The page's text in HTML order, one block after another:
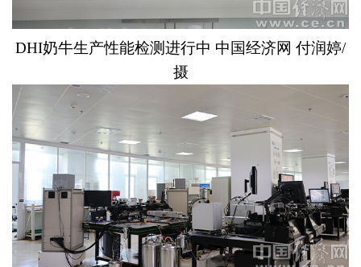
DHI奶牛生产性能检测进行中 中国经济网 付润婷/
摄